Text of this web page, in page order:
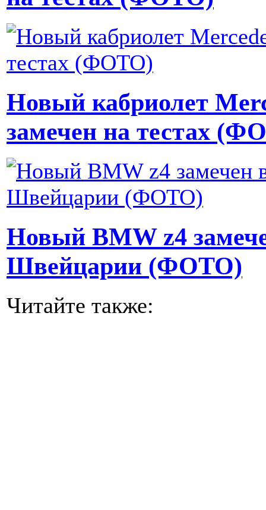
Новый кабриолет
замечен на тестах
Новый BMW z4
Швейцарии (ФОТО)
Читайте также: